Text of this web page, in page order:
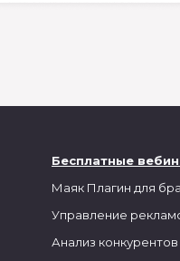
Бесплатные
Маяк Плагин для
Управление
Анализ конкурентов